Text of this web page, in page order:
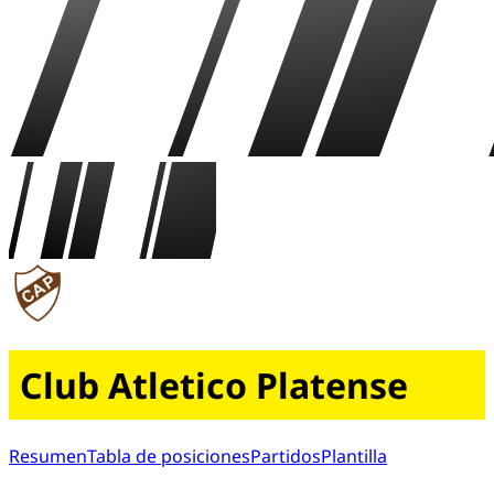
Club Atletico Platense
ResumenTabla de posicionesPartidosPlantilla